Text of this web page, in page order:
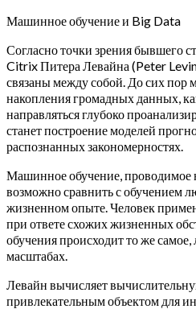
Машинное обучение и Big Data
Согласно точки зрения бывшего
Citrix Питера Левайна (Peter
связаны между собой. До сих пор
накопления громадных данных,
направляться глубоко
станет построение моделей
распознанных закономерностях.
Машинное обучение, проводимое
возможно сравнить с обучением
жизненном опыте. Человек
при ответе схожих жизненных
обучения происходит то же
масштабах.
Левайн вычисляет
привлекательным объектом для